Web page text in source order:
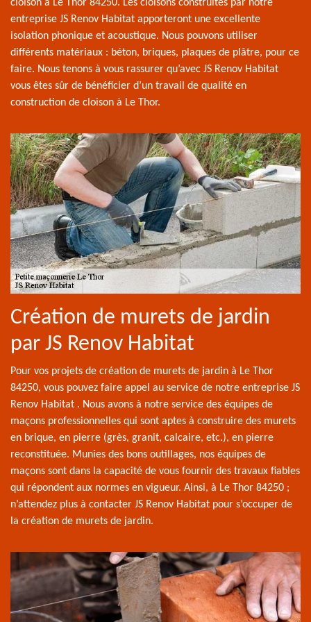
cloison à Le Thor 84250. Les cloisons construites par notre
entreprise JS Renov Habitat apporteront une excellente
isolation phonique et acoustique. Nous pouvons utiliser
différents matériaux : béton, briques, plaques de plâtre, pour ce
faire. Nous tenons à vous rassurer qu’avec JS Renov Habitat
vous êtes sûr de bénéficier d’un travail de qualité en
construction de cloison à Le Thor.
Création de murets de jardin
par JS Renov Habitat
Pour vos projets de création de murets de jardin à Le Thor
84250, vous pouvez faire appel au service de notre entreprise JS
Renov Habitat . Nous avons à notre service des équipes de
maçons professionnelles qui sont aptes à construire des murets
en brique, en pierre (grès, granit, calcaire, etc.), en pierre
reconstituée. Munies des bons outillages, nos équipes de
maçons sont dans la capacité de vous fournir des travaux fiables
qui répondent aux normes en vigueur. Ainsi, à Le Thor 84250 ;
n’attendez plus à contacter JS Renov Habitat pour s’occuper de
la création de murets de jardin.